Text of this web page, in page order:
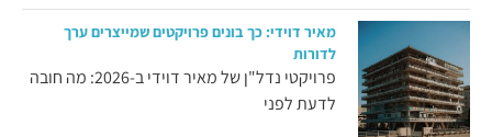
מאיר דוידי: כך בונים פרויקטים שמייצרים ערך
לדורות
פרויקטי נדל"ן של מאיר דוידי ב-2026: מה חובה
לדעת לפני